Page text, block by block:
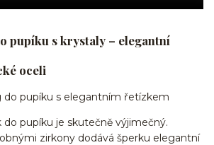
pupíku s krystaly – elegantní
oceli
do pupíku s elegantním řetízkem
do pupíku je skutečně výjimečný.
zirkony dodává šperku elegantní